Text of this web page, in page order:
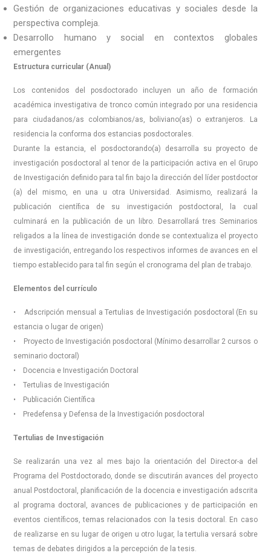
Gestión de organizaciones educativas y sociales desde la
perspectiva compleja.
Desarrollo humano y social en contextos globales
emergentes
Estructura curricular (Anual)
Los contenidos del posdoctorado incluyen un año de formación
académica investigativa de tronco común integrado por una residencia
para ciudadanos/as colombianos/as, boliviano(as) o extranjeros. La
residencia la conforma dos estancias posdoctorales.
Durante la estancia, el posdoctorando(a) desarrolla su proyecto de
investigación posdoctoral al tenor de la participación activa en el Grupo
de Investigación definido para tal fin bajo la dirección del líder postdoctor
(a) del mismo, en una u otra Universidad. Asimismo, realizará la
publicación científica de su investigación postdoctoral, la cual
culminará en la publicación de un libro. Desarrollará tres Seminarios
religados a la línea de investigación donde se contextualiza el proyecto
de investigación, entregando los respectivos informes de avances en el
tiempo establecido para tal fin según el cronograma del plan de trabajo.
Elementos del currículo
• Adscripción mensual a Tertulias de Investigación posdoctoral (En su
estancia o lugar de origen)
• Proyecto de Investigación posdoctoral (Mínimo desarrollar 2 cursos o
seminario doctoral)
• Docencia e Investigación Doctoral
• Tertulias de Investigación
• Publicación Científica
• Predefensa y Defensa de la Investigación posdoctoral
Tertulias de Investigación
Se realizarán una vez al mes bajo la orientación del Director-a del
Programa del Postdoctorado, donde se discutirán avances del proyecto
anual Postdoctoral, planificación de la docencia e investigación adscrita
al programa doctoral, avances de publicaciones y de participación en
eventos científicos, temas relacionados con la tesis doctoral. En caso
de realizarse en su lugar de origen u otro lugar, la tertulia versará sobre
temas de debates dirigidos a la percepción de la tesis.